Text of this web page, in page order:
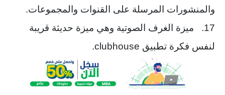
والمنشورات المرسلة على القنوات والمجموعات.
17. ميزة الغرف الصوتية وهي ميزة حديثة قريبة
لنفس فكرة تطبيق clubhouse.